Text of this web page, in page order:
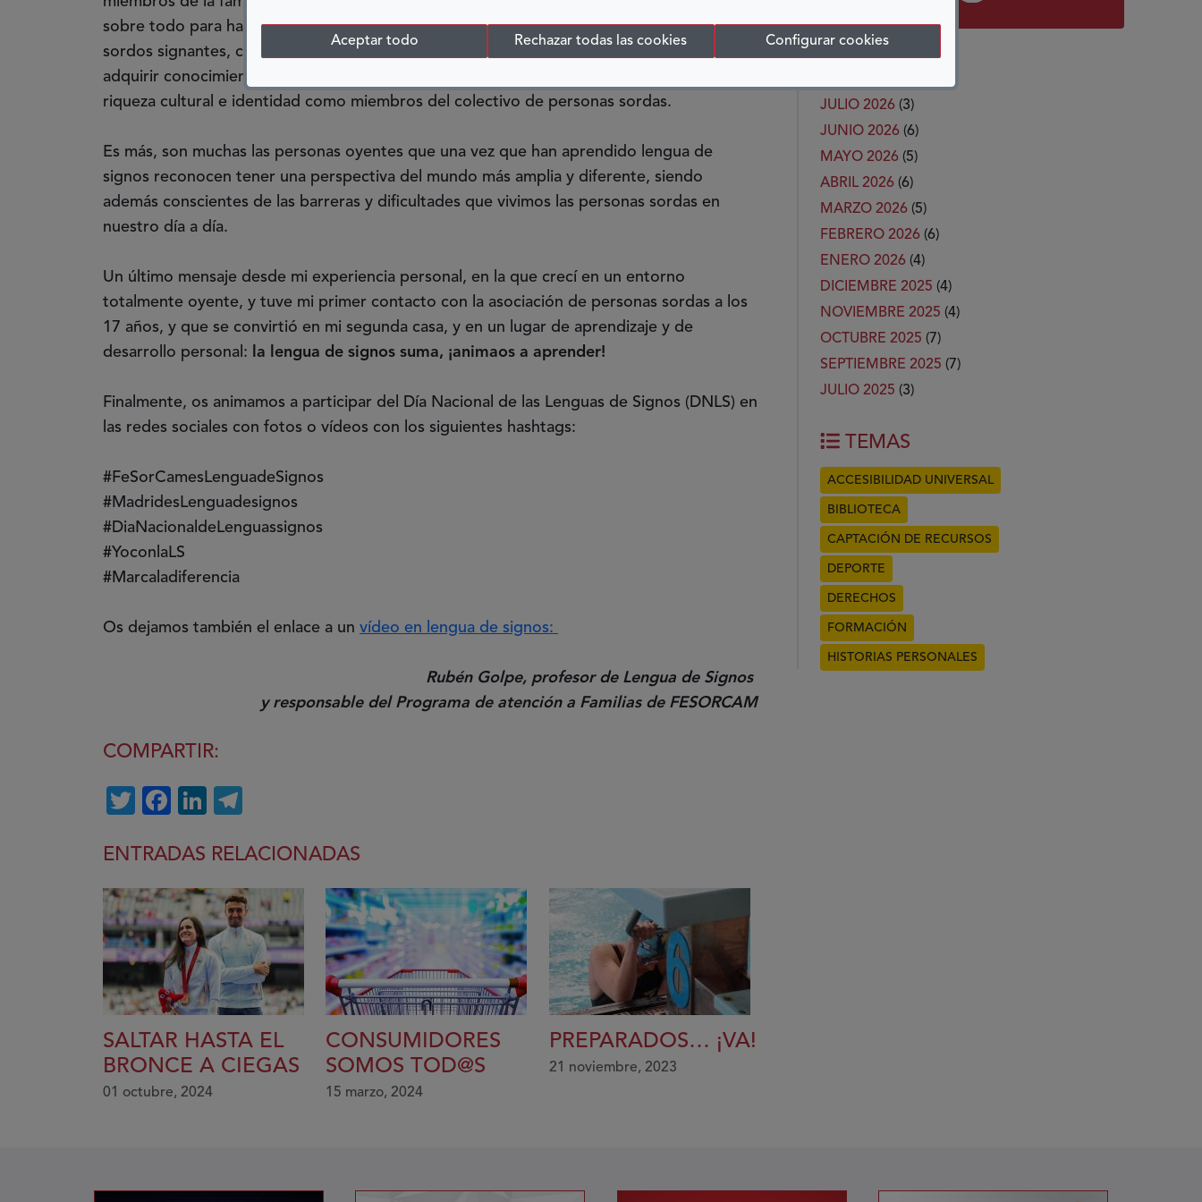
Aceptar todo Rechazar todas las cookies Configurar cookies
sobre todo para hacer ver que la lengua de signos es la lengua de referencia de los niños
sordos signantes, con la que podrán comunicarse, expresar sus sentimientos, reflexionar,
adquirir conocimientos y desarrollarse como adultos, además de proporcionarles una
riqueza cultural e identidad como miembros del colectivo de personas sordas.
Es más, son muchas las personas oyentes que una vez que han aprendido lengua de
signos reconocen tener una perspectiva del mundo más amplia y diferente, siendo
además conscientes de las barreras y dificultades que vivimos las personas sordas en
nuestro día a día.
Un último mensaje desde mi experiencia personal, en la que crecí en un entorno
totalmente oyente, y tuve mi primer contacto con la asociación de personas sordas a los
17 años, y que se convirtió en mi segunda casa, y en un lugar de aprendizaje y de
desarrollo personal:
la lengua de signos suma, ¡animaos a aprender!
Finalmente, os animamos a participar del Día Nacional de las Lenguas de Signos (DNLS) en
las redes sociales con fotos o vídeos con los siguientes hashtags:
#FeSorCamesLenguadeSignos
#MadridesLenguadesignos
#DiaNacionaldeLenguassignos
#YoconlaLS
#Marcaladiferencia
Os dejamos también el enlace a un vídeo en lengua de signos:
Rubén Golpe, profesor de Lengua de Signos
y responsable del Programa de atención a Familias de FESORCAM
COMPARTIR:
TwitterFacebook
LinkedIn
ENTRADAS RELACIONADAS
SALTAR HASTA EL
BRONCE A CIEGAS
01 octubre, 2024
CONSUMIDORES
SOMOS TOD@S
15 marzo, 2024
PREPARADOS… ¡VA!
21 noviembre, 2023
JULIO 2026 (3)
JUNIO 2026 (6)
MAYO 2026 (5)
ABRIL 2026 (6)
MARZO 2026 (5)
FEBRERO 2026 (6)
ENERO 2026 (4)
DICIEMBRE 2025 (4)
NOVIEMBRE 2025 (4)
OCTUBRE 2025 (7)
SEPTIEMBRE 2025 (7)
JULIO 2025 (3)
TEMAS
ACCESIBILIDAD UNIVERSAL
BIBLIOTECA
CAPTACIÓN DE RECURSOS
DEPORTE
DERECHOS
FORMACIÓN
HISTORIAS PERSONALES